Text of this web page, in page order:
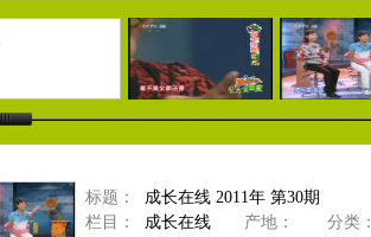
标题：
成长在线 2011年 第30期
栏目：
成长在线 产地： 分类：